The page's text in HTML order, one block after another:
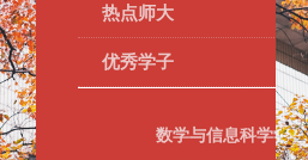
热点师大
优秀学子
数学与信息科学学院